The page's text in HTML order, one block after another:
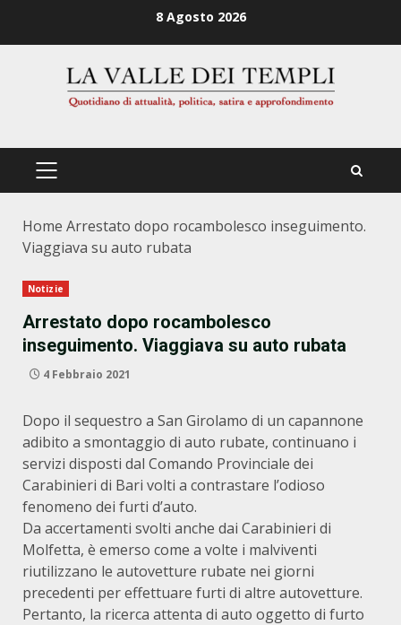
8 Agosto 2026
PRIMÄRES
Home Arrestato dopo rocambolesco inseguimento.
Viaggiava su auto rubata
Notizie
Arrestato dopo rocambolesco
inseguimento. Viaggiava su auto rubata
4 Febbraio 2021
Dopo il sequestro a San Girolamo di un capannone
adibito a smontaggio di auto rubate, continuano i
servizi disposti dal Comando Provinciale dei
Carabinieri di Bari volti a contrastare l’odioso
fenomeno dei furti d’auto.
Da accertamenti svolti anche dai Carabinieri di
Molfetta, è emerso come a volte i malviventi
riutilizzano le autovetture rubate nei giorni
precedenti per effettuare furti di altre autovetture.
Pertanto, la ricerca attenta di auto oggetto di furto